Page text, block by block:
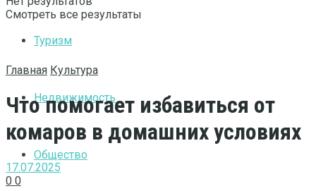
Туризм
Недвижимость
Общество
Смотреть все результаты
Главная Культура
Что помогает избавиться от
комаров в домашних условиях
17.07.2025
0 0